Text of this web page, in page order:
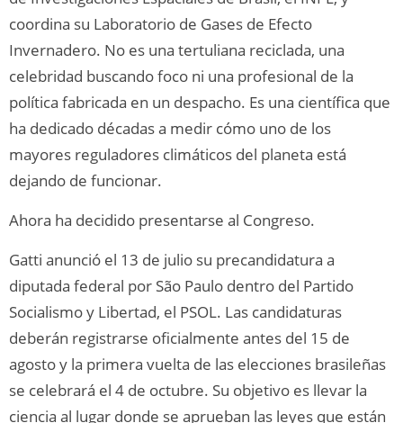
coordina su Laboratorio de Gases de Efecto
Invernadero. No es una tertuliana reciclada, una
celebridad buscando foco ni una profesional de la
política fabricada en un despacho. Es una científica que
ha dedicado décadas a medir cómo uno de los
mayores reguladores climáticos del planeta está
dejando de funcionar.
Ahora ha decidido presentarse al Congreso.
Gatti anunció el 13 de julio su precandidatura a
diputada federal por São Paulo dentro del Partido
Socialismo y Libertad, el PSOL. Las candidaturas
deberán registrarse oficialmente antes del 15 de
agosto y la primera vuelta de las elecciones brasileñas
se celebrará el 4 de octubre. Su objetivo es llevar la
ciencia al lugar donde se aprueban las leyes que están